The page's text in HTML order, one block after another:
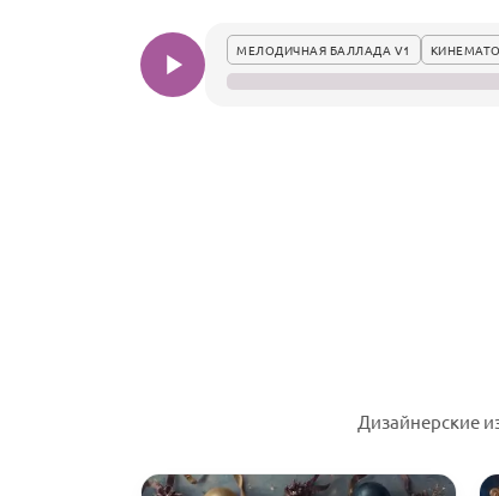
МЕЛОДИЧНАЯ БАЛЛАДА V1
Дизайнерские